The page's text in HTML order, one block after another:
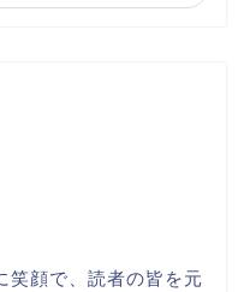
笑顔で、読者の皆を元